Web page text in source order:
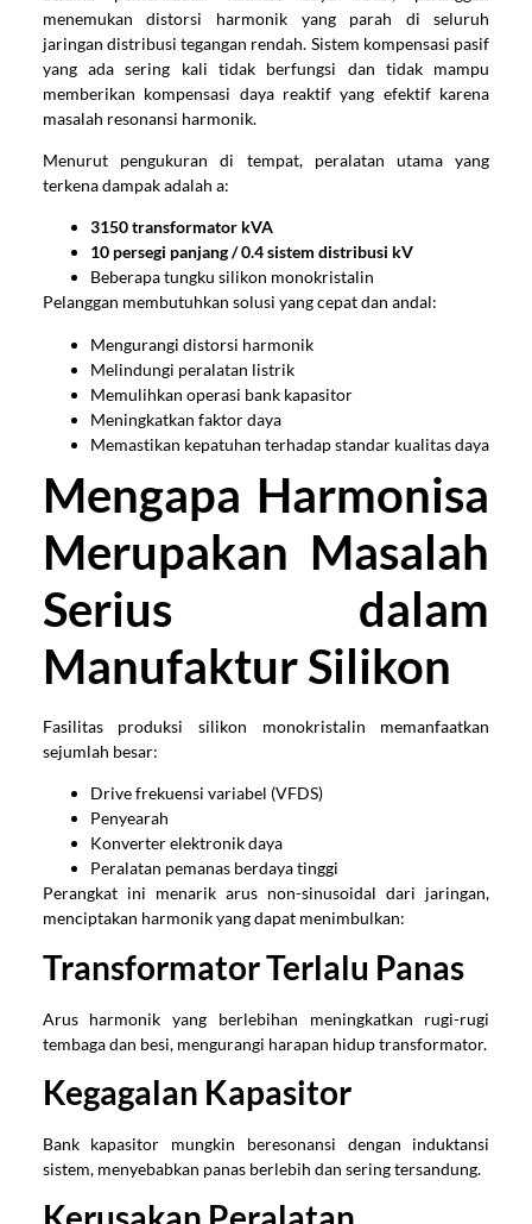
menemukan distorsi harmonik yang parah di seluruh
jaringan distribusi tegangan rendah. Sistem kompensasi pasif
yang ada sering kali tidak berfungsi dan tidak mampu
memberikan kompensasi daya reaktif yang efektif karena
masalah resonansi harmonik.
Menurut pengukuran di tempat, peralatan utama yang
terkena dampak adalah a:
3150 transformator kVA
10 persegi panjang / 0.4 sistem distribusi kV
Beberapa tungku silikon monokristalin
Pelanggan membutuhkan solusi yang cepat dan andal:
Mengurangi distorsi harmonik
Melindungi peralatan listrik
Memulihkan operasi bank kapasitor
Meningkatkan faktor daya
Memastikan kepatuhan terhadap standar kualitas daya
Mengapa Harmonisa
Merupakan Masalah
Serius dalam
Manufaktur Silikon
Fasilitas produksi silikon monokristalin memanfaatkan
sejumlah besar:
Drive frekuensi variabel (VFDS)
Penyearah
Konverter elektronik daya
Peralatan pemanas berdaya tinggi
Perangkat ini menarik arus non-sinusoidal dari jaringan,
menciptakan harmonik yang dapat menimbulkan:
Transformator Terlalu Panas
Arus harmonik yang berlebihan meningkatkan rugi-rugi
tembaga dan besi, mengurangi harapan hidup transformator.
Kegagalan Kapasitor
Bank kapasitor mungkin beresonansi dengan induktansi
sistem, menyebabkan panas berlebih dan sering tersandung.